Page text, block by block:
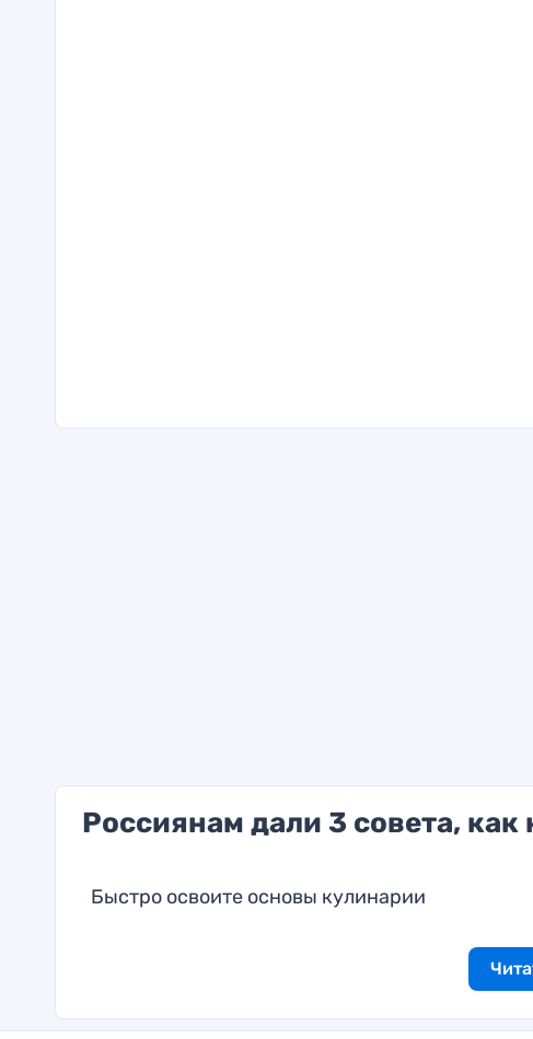
Россиянам дали 3 совета, как
Быстро освоите основы кулинарии